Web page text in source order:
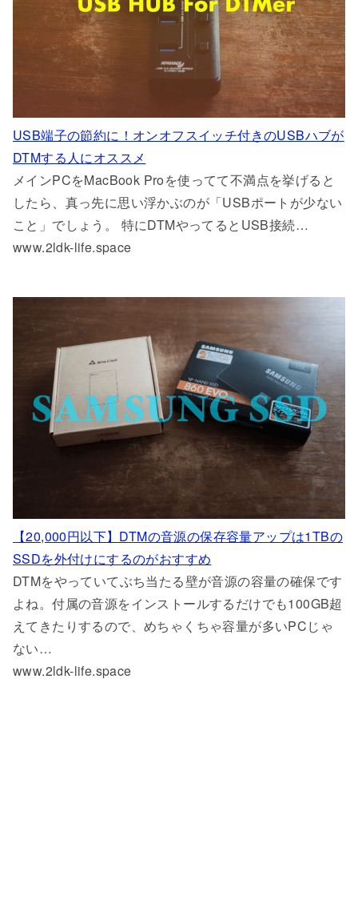
USB端子の節約に！オンオフスイッチ付きのUSBハブが
DTMする人にオススメ
メインPCをMacBook Proを使ってて不満点を挙げると
したら、真っ先に思い浮かぶのが「USBポートが少ない
こと」でしょう。 特にDTMやってるとUSB接続…
www.2ldk-life.space
【20,000円以下】DTMの音源の保存容量アップは1TBの
SSDを外付けにするのがおすすめ
DTMをやっていてぶち当たる壁が音源の容量の確保です
よね。付属の音源をインストールするだけでも100GB超
えてきたりするので、めちゃくちゃ容量が多いPCじゃ
ない…
www.2ldk-life.space